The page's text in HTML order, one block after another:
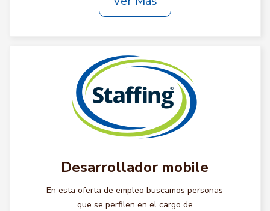
Desarrollador mobile
En esta oferta de empleo buscamos personas
que se perfilen en el cargo de